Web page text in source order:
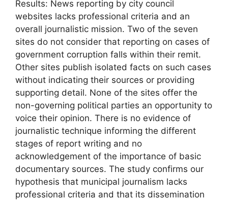
Results: News reporting by city council
websites lacks professional criteria and an
overall journalistic mission. Two of the seven
sites do not consider that reporting on cases of
government corruption falls within their remit.
Other sites publish isolated facts on such cases
without indicating their sources or providing
supporting detail. None of the sites offer the
non-governing political parties an opportunity to
voice their opinion. There is no evidence of
journalistic technique informing the different
stages of report writing and no
acknowledgement of the importance of basic
documentary sources. The study confirms our
hypothesis that municipal journalism lacks
professional criteria and that its dissemination